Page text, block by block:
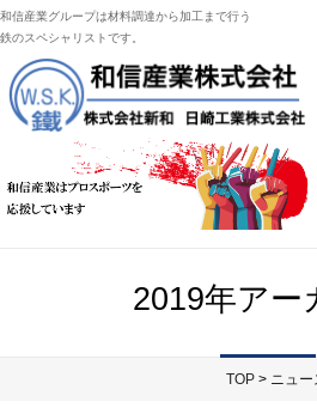
和信産業グループは材料調達から加工まで行う
鉄のスペシャリストです。
2019年アー
TOP> ニュ